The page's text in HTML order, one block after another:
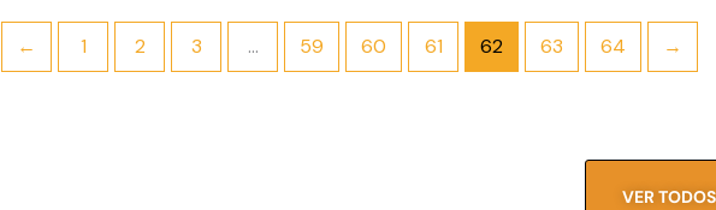
← 1 2 3 … 59 60 61 62 63 64 →
VER